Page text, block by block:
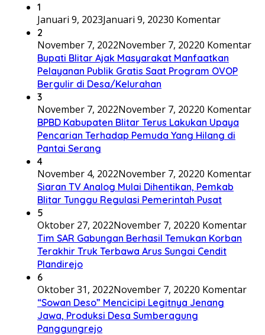
1
Januari 9, 2023Januari 9, 20230 Komentar
2
November 7, 2022November 7, 20220 Komentar
Bupati Blitar Ajak Masyarakat Manfaatkan
Pelayanan Publik Gratis Saat Program OVOP
Bergulir di Desa/Kelurahan
3
November 7, 2022November 7, 20220 Komentar
BPBD Kabupaten Blitar Terus Lakukan Upaya
Pencarian Terhadap Pemuda Yang Hilang di
Pantai Serang
4
November 4, 2022November 7, 20220 Komentar
Siaran TV Analog Mulai Dihentikan, Pemkab
Blitar Tunggu Regulasi Pemerintah Pusat
5
Oktober 27, 2022November 7, 20220 Komentar
Tim SAR Gabungan Berhasil Temukan Korban
Terakhir Truk Terbawa Arus Sungai Cendit
Plandirejo
6
Oktober 31, 2022November 7, 20220 Komentar
“Sowan Deso” Mencicipi Legitnya Jenang
Jawa, Produksi Desa Sumberagung
Panggungrejo